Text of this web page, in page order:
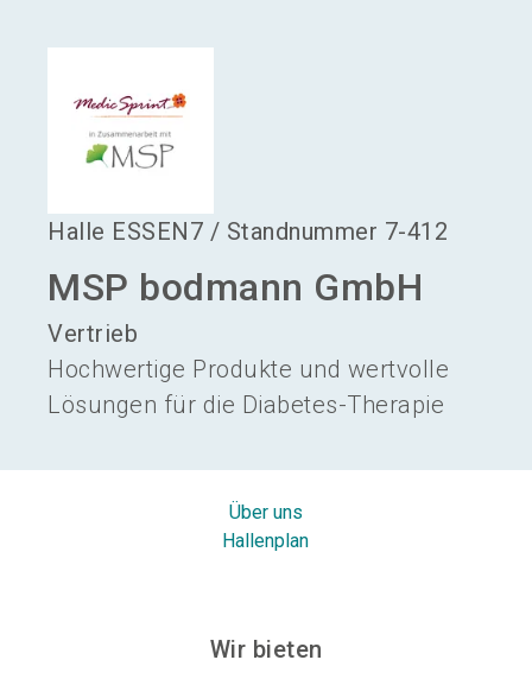
Halle ESSEN7 / Standnummer 7-412
MSP bodmann GmbH
Vertrieb
Hochwertige Produkte und wertvolle
Lösungen für die Diabetes-Therapie
Über uns
Hallenplan
Wir bieten